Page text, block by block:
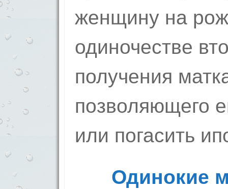
женщину на
одиночестве
получения
позволяющего
или погасить
Одинокие